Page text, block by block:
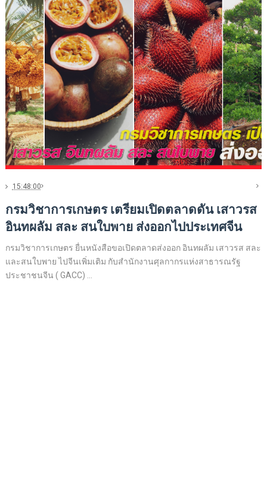
15:48:00
กรมวิชาการเกษตร เตรียมเปิดตลาดดัน เสาวรส
อินทผลัม สละ สนใบพาย ส่งออกไปประเทศจีน
กรมวิชาการเกษตร ยื่นหนังสือขอเปิดตลาดส่งออก อินทผลัม เสาวรส สละ
และสนใบพาย ไปจีนเพิ่มเติม กับสำนักงานศุลกากรแห่งสาธารณรัฐ
ประชาชนจีน ( GACC) ...